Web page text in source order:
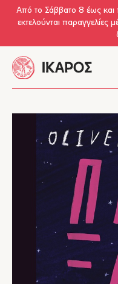
Skip to main content
Από το Σάββατο 8 έως και
εκτελούνται